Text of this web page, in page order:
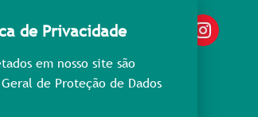
de Privacidade
em nosso site são
de Proteção de Dados